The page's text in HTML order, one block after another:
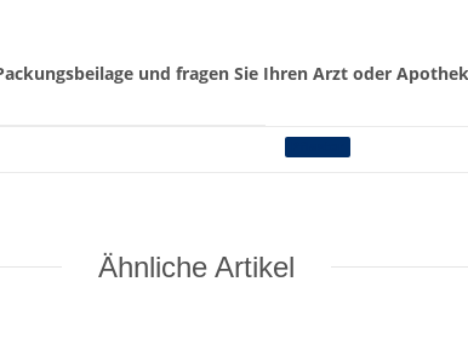
und fragen Sie Ihren Arzt oder
Ähnliche Artikel